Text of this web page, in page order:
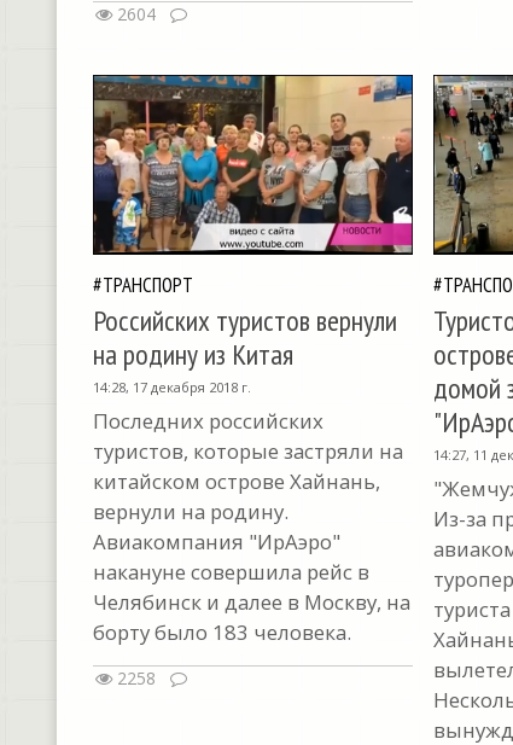
2604
#ТРАНСПОРТ
Российских туристов вернули
на родину из Китая
14:28, 17 декабря 2018 г.
Последних российских
туристов, которые застряли на
китайском острове Хайнань,
вернули на родину.
Авиакомпания "ИрАэро"
накануне совершила рейс в
Челябинск и далее в Москву, на
борту было 183 человека.
2258
домой
14:27, 11
Из-за